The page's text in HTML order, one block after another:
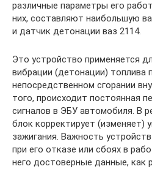
различные параметры его
них, составляют наибольшую
и датчик детонации ваз 2114.
Это устройство применяется
вибрации (детонации) топлива
непосредственном сгорании
того, происходит постоянная
сигналов в ЭБУ автомобиля. В
блок корректирует (изменяет)
зажигания. Важность
при его отказе или сбоях в
него достоверные данные, как